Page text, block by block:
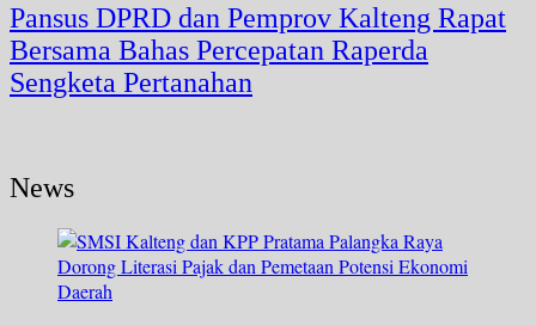
Pansus DPRD dan Pemprov Kalteng Rapat
Bersama Bahas Percepatan Raperda
Sengketa Pertanahan
News